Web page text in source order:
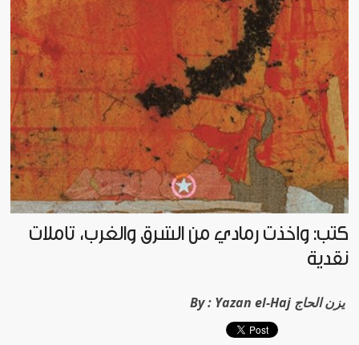
كتب: وأخذتُ رمادي من الشرق والغرب، تأمّلات
نقدية
By : Yazan el-Haj يزن الحاج